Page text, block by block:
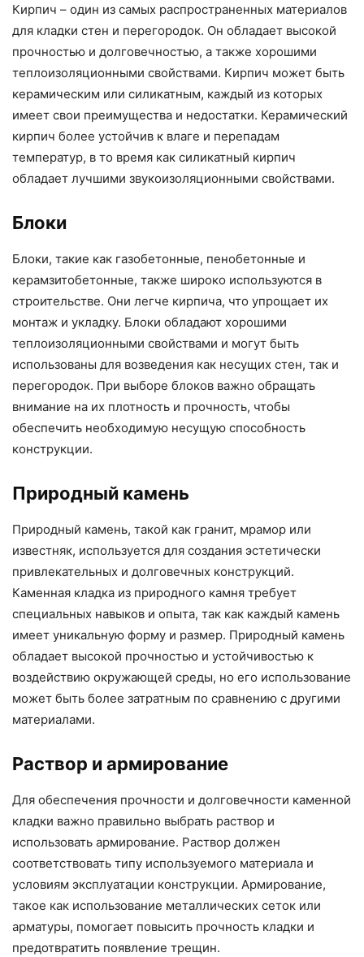
Кирпич – один из самых распространенных материалов
для кладки стен и перегородок. Он обладает высокой
прочностью и долговечностью, а также хорошими
теплоизоляционными свойствами. Кирпич может быть
керамическим или силикатным, каждый из которых
имеет свои преимущества и недостатки. Керамический
кирпич более устойчив к влаге и перепадам
температур, в то время как силикатный кирпич
обладает лучшими звукоизоляционными свойствами.
Блоки
Блоки, такие как газобетонные, пенобетонные и
керамзитобетонные, также широко используются в
строительстве. Они легче кирпича, что упрощает их
монтаж и укладку. Блоки обладают хорошими
теплоизоляционными свойствами и могут быть
использованы для возведения как несущих стен, так и
перегородок. При выборе блоков важно обращать
внимание на их плотность и прочность, чтобы
обеспечить необходимую несущую способность
конструкции.
Природный камень
Природный камень, такой как гранит, мрамор или
известняк, используется для создания эстетически
привлекательных и долговечных конструкций.
Каменная кладка из природного камня требует
специальных навыков и опыта, так как каждый камень
имеет уникальную форму и размер. Природный камень
обладает высокой прочностью и устойчивостью к
воздействию окружающей среды, но его использование
может быть более затратным по сравнению с другими
материалами.
Раствор и армирование
Для обеспечения прочности и долговечности каменной
кладки важно правильно выбрать раствор и
использовать армирование. Раствор должен
соответствовать типу используемого материала и
условиям эксплуатации конструкции. Армирование,
такое как использование металлических сеток или
арматуры, помогает повысить прочность кладки и
предотвратить появление трещин.